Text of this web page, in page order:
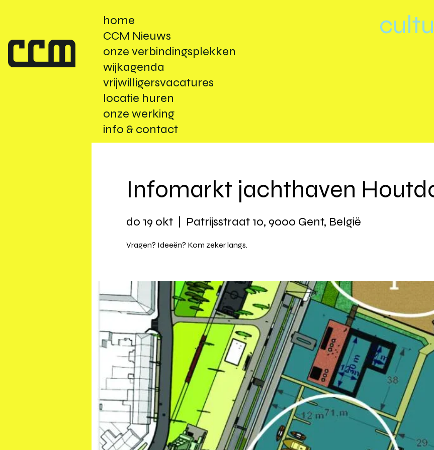
home
CCM Nieuws
onze verbindingsplekken
wijkagenda
vrijwilligersvacatures
locatie huren
onze werking
info & contact
Infomarkt jachthaven
do 19 okt
  |
Patrijsstraat 10, 9000 Gent, België
Vragen? Ideeën? Kom zeker langs.